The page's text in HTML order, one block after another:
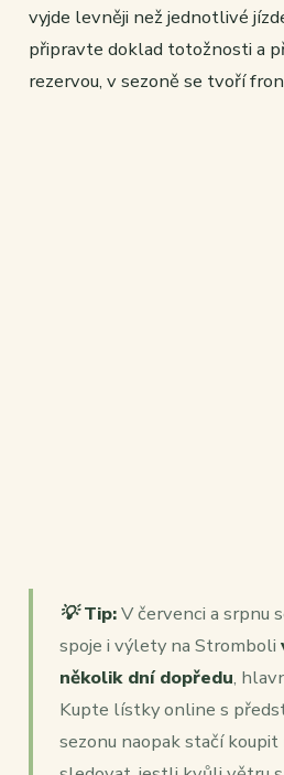
vyjde levněji než jednotlivé
připravte doklad totožnosti a
rezervou, v sezoně se tvoří
💡 Tip:V červenci a srpnu
spoje i výlety na Stromboli
několik dní dopředu,
Kupte lístky online s
sezonu naopak stačí